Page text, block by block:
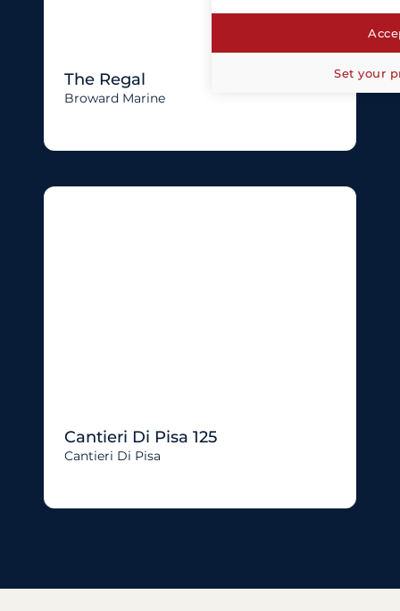
The Regal
Broward Marine
Cantieri Di Pisa 125
Cantieri Di Pisa
Set your